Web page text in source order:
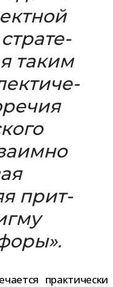
таким
прит­
прак­ти­че­ски